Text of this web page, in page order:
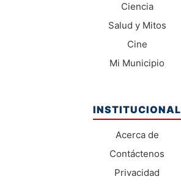
Ciencia
Salud y Mitos
Cine
Mi Municipio
INSTITUCIONAL
Acerca de
Contáctenos
Privacidad